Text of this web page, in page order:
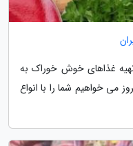
غذاهای خوش خوراک به
می خواهیم شما را با انواع